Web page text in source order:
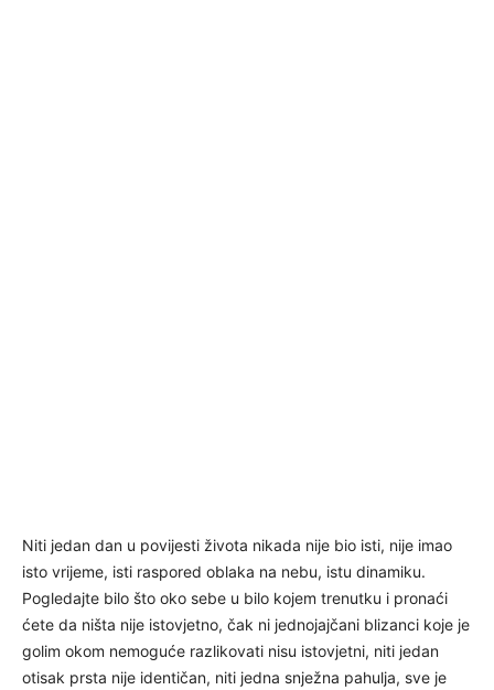
Niti jedan dan u povijesti života nikada nije bio isti, nije imao
isto vrijeme, isti raspored oblaka na nebu, istu dinamiku.
Pogledajte bilo što oko sebe u bilo kojem trenutku i pronaći
ćete da ništa nije istovjetno, čak ni jednojajčani blizanci koje je
golim okom nemoguće razlikovati nisu istovjetni, niti jedan
otisak prsta nije identičan, niti jedna snježna pahulja, sve je